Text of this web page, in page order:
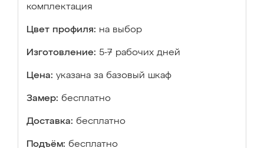
комплектация
Цвет профиля: на выбор
Изготовление: 5-7 рабочих дней
Цена: указана за базовый шкаф
Замер: бесплатно
Доставка: бесплатно
Подъём: бесплатно